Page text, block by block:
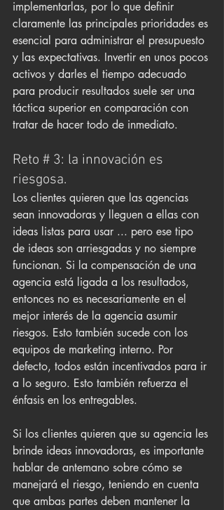
implementarlas, por lo que definir
claramente las principales prioridades es
esencial para administrar el presupuesto
y las expectativas. Invertir en unos pocos
activos y darles el tiempo adecuado
para producir resultados suele ser una
táctica superior en comparación con
tratar de hacer todo de inmediato.
Reto # 3: la innovación es
riesgosa.
Los clientes quieren que las agencias
sean innovadoras y lleguen a ellas con
ideas listas para usar ... pero ese tipo
de ideas son arriesgadas y no siempre
funcionan. Si la compensación de una
agencia está ligada a los resultados,
entonces no es necesariamente en el
mejor interés de la agencia asumir
riesgos. Esto también sucede con los
equipos de marketing interno. Por
defecto, todos están incentivados para ir
a lo seguro. Esto también refuerza el
énfasis en los entregables.
Si los clientes quieren que su agencia les
brinde ideas innovadoras, es importante
hablar de antemano sobre cómo se
manejará el riesgo, teniendo en cuenta
que ambas partes deben mantener la